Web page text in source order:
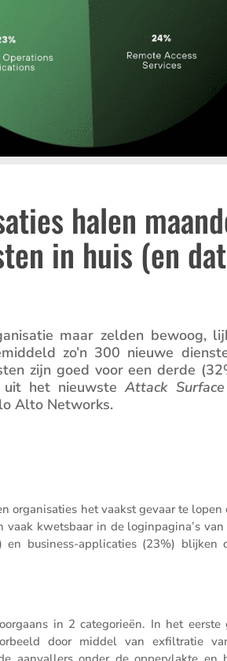
halen
in huis (en
maar zelden bewoog,
zo’n 300 nieuwe
zijn goed voor een derde
uit het nieuwsteAttack
Alto Networks.
organi­sa­ties het vaakst gevaar te lopen
kwets­baar in de loginpagina’s van
business-appli­ca­ties (23%) blijken
in 2 catego­rieën. In het
door middel van exfil­tratie